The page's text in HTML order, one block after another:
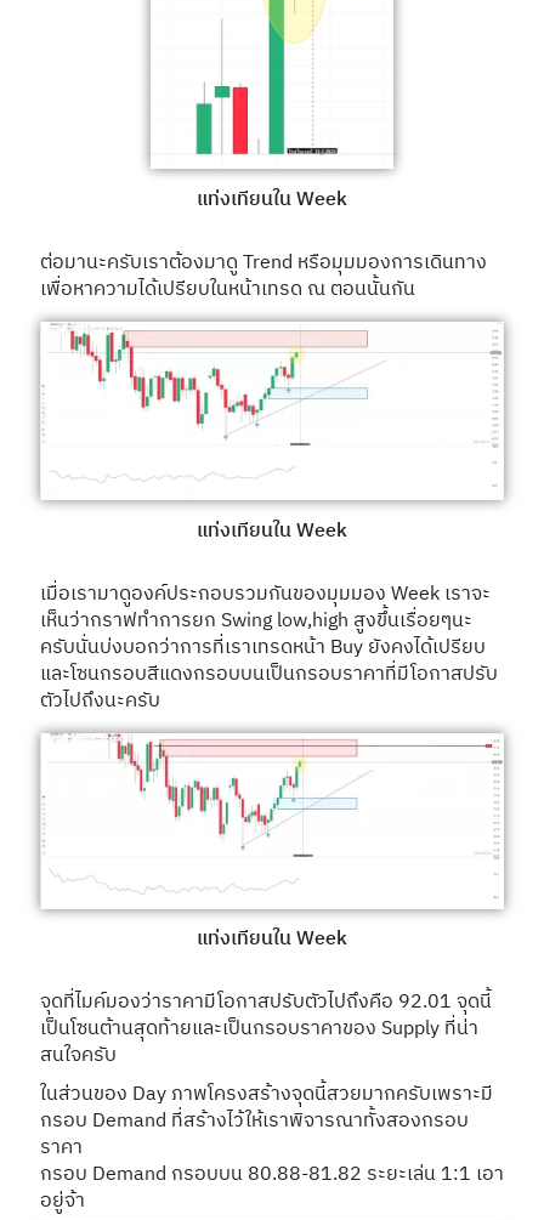
แท่งเทียนใน Week
ต่อมานะครับเราต้องมาดู Trend หรือมุมมองการเดินทาง
เพื่อหาความได้เปรียบในหน้าเทรด ณ ตอนนั้นกัน
แท่งเทียนใน Week
เมื่อเรามาดูองค์ประกอบรวมกันของมุมมอง Week เราจะ
เห็นว่ากราฟทำการยก Swing low,high สูงขึ้นเรื่อยๆนะ
ครับนั่นบ่งบอกว่าการที่เราเทรดหน้า Buy ยังคงได้เปรียบ
และโซนกรอบสีแดงกรอบบนเป็นกรอบราคาที่มีโอกาสปรับ
ตัวไปถึงนะครับ
แท่งเทียนใน Week
จุดที่ไมค์มองว่าราคามีโอกาสปรับตัวไปถึงคือ 92.01 จุดนี้
เป็นโซนต้านสุดท้ายและเป็นกรอบราคาของ Supply ที่น่า
สนใจครับ
ในส่วนของ Day ภาพโครงสร้างจุดนี้สวยมากครับเพราะมี
กรอบ Demand ที่สร้างไว้ให้เราพิจารณาทั้งสองกรอบ
ราคา
กรอบ Demand กรอบบน 80.88-81.82 ระยะเล่น 1:1 เอา
อยู่จ้า